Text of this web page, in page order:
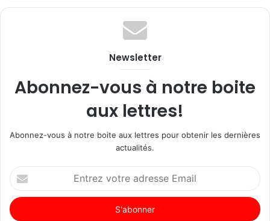
Newsletter
Abonnez-vous à notre boite
aux lettres!
Abonnez-vous à notre boite aux lettres pour obtenir les dernières
actualités.
Entrez
votre
adresse
Email